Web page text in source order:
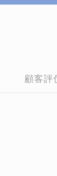
顧客評